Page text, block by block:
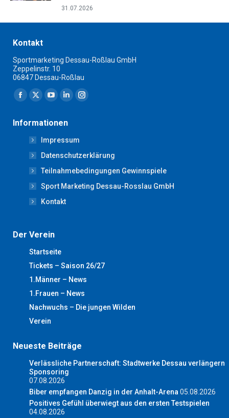
31.07.2026
Kontakt
Sportmarketing Dessau-Roßlau GmbH
Zeppelinstr. 10
06847 Dessau-Roßlau
Finden Sie uns auf:
Facebook
opens
new
window
X
opens
in
new
window
YouTube
opens
in
new
window
Linkedin
opens
in
new
window
Instagram
new
window
Informationen
Impressum
Datenschutzerklärung
Teilnahmebedingungen Gewinnspiele
Sport Marketing Dessau-Rosslau GmbH
Kontakt
Der Verein
Startseite
Tickets – Saison 26/27
1.Männer – News
1.Frauen – News
Nachwuchs – Die jungen Wilden
Verein
Neueste Beiträge
Verlässliche Partnerschaft: Stadtwerke Dessau verlängern
Sponsoring
07.08.2026
Biber empfangen Danzig in der Anhalt-Arena 05.08.2026
Positives Gefühl überwiegt aus den ersten Testspielen
04.08.2026